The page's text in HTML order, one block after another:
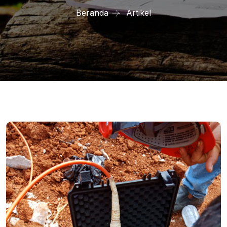
Beranda Artikel